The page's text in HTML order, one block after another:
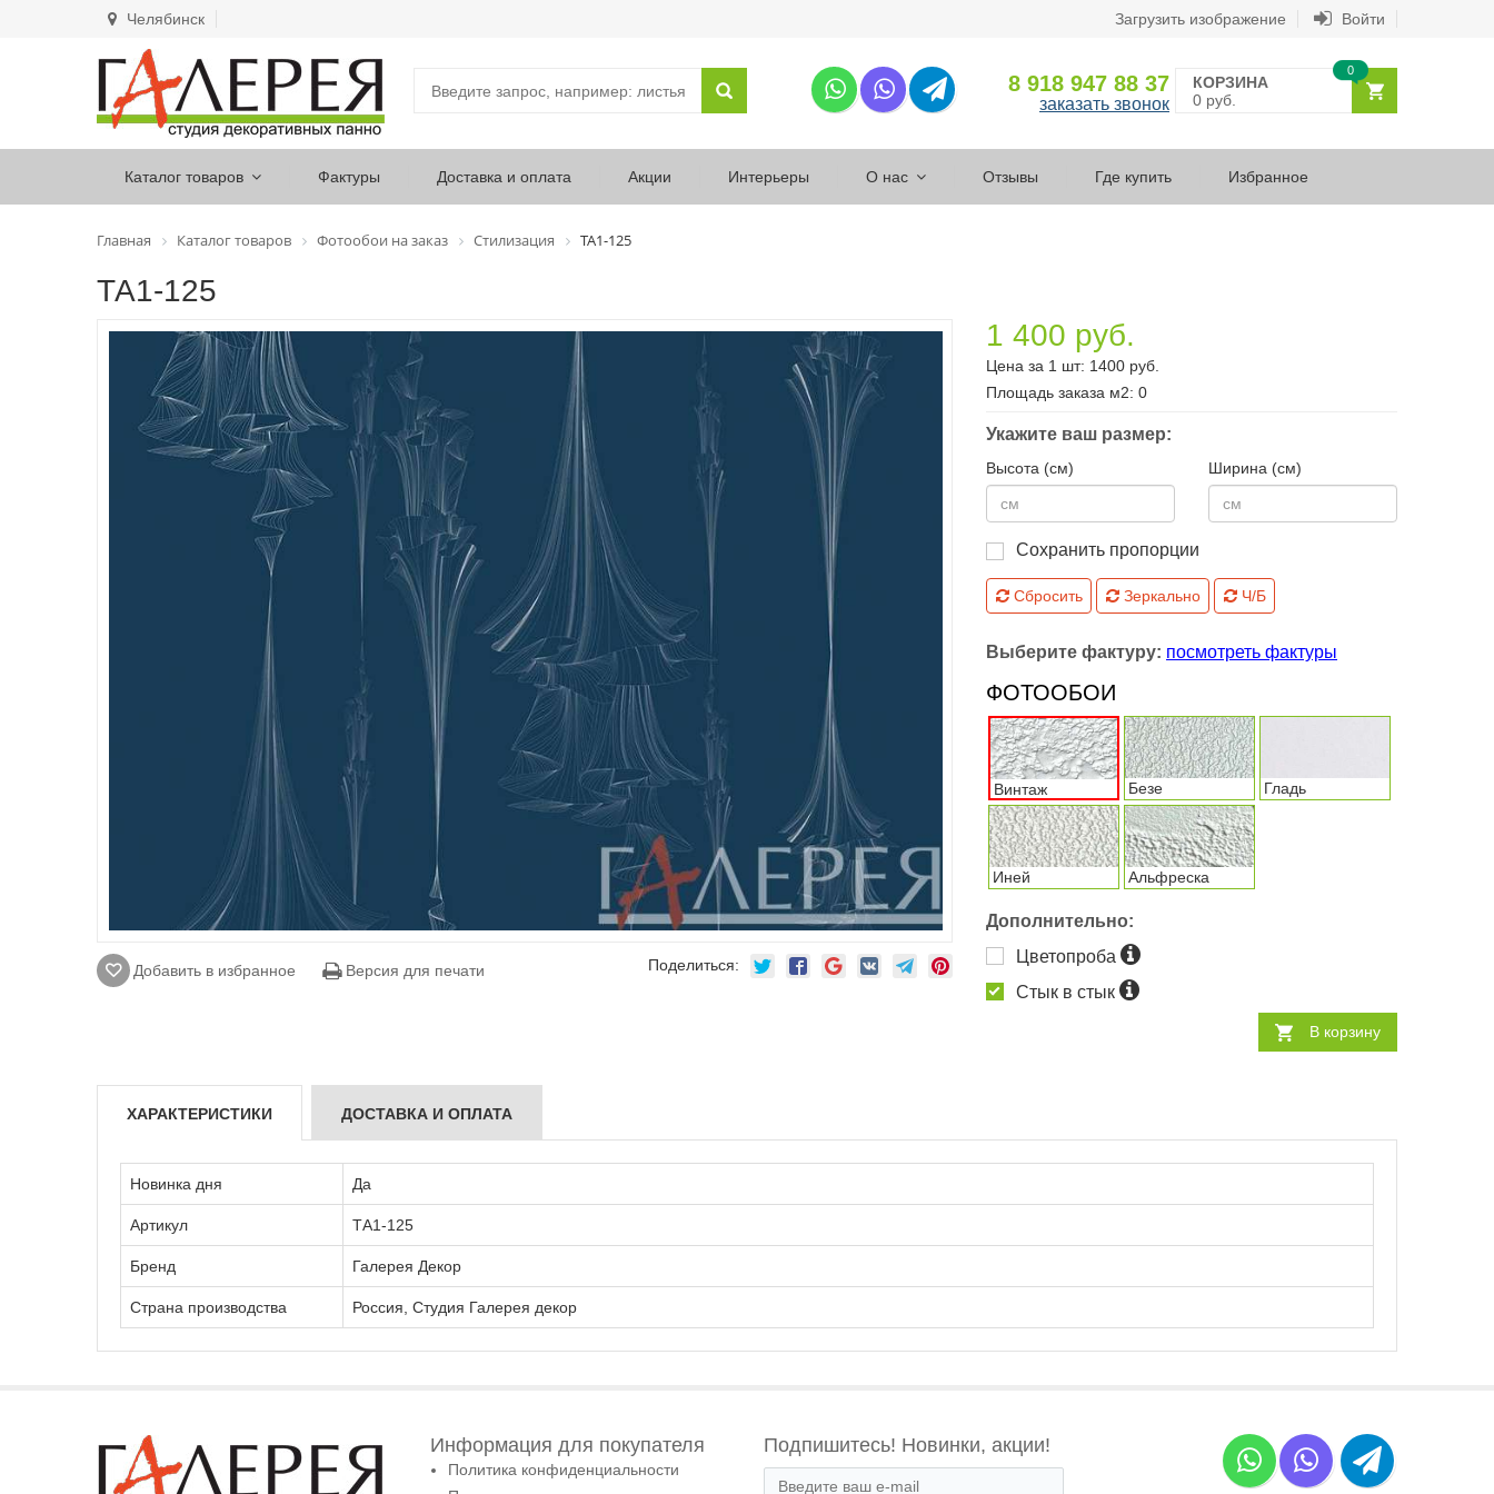
Челябинск Загрузить изображение Войти
8 918 947 88 37
заказать звонок
КОРЗИНА
0 руб.
0
Каталог товаров Фактуры Доставка и оплата Акции Интерьеры О нас Отзывы Где купить Избранное
Главная Каталог товаров Фотообои на заказ Стилизация ТА1-125
ТА1-125
Добавить в избранное Версия для печати Поделиться:
1 400 руб.
Цена за 1 шт: 1400 руб.
Площадь заказа м2: 0
Укажите ваш размер:
Высота (см) Ширина (см)
Сохранить пропорции
Сбросить Зеркально Ч/Б
Выберите фактуру: посмотреть фактуры
ФОТООБОИ
Винтаж Безе Гладь
Иней Альфреска
Дополнительно:
Цветопроба
Стык в стык
В корзину
ХАРАКТЕРИСТИКИ ДОСТАВКА И ОПЛАТА
Новинка дня Да
Артикул ТА1-125
Бренд Галерея Декор
Страна производства Россия, Студия Галерея декор
Информация для покупателя
Политика конфиденциальности
Подпишитесь! Новинки, акции!